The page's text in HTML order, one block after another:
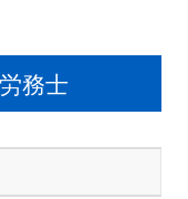
務士